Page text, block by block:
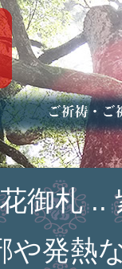
ご祈祷・ご祈
安産祈願
初宮参り
七五三詣
長寿のお祝い
神前結婚式
厄祓い・方位
車のお祓い
地鎮祭
神葬祭（神式
御札 ..
や発熱